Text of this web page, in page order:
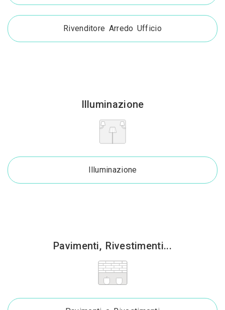
Rivenditore Arredo Ufficio
Illuminazione
Illuminazione
Pavimenti, Rivestimenti...